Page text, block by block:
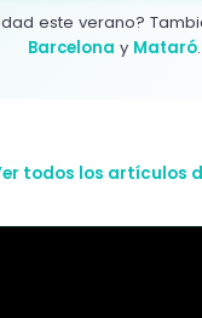
este verano?
Barcelona y Mataró.
todos los artículos